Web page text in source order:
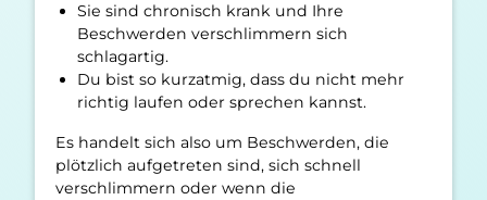
Sie sind chronisch krank und Ihre
Beschwerden verschlimmern sich
schlagartig.
Du bist so kurzatmig, dass du nicht mehr
richtig laufen oder sprechen kannst.
Es handelt sich also um Beschwerden, die
plötzlich aufgetreten sind, sich schnell
verschlimmern oder wenn die